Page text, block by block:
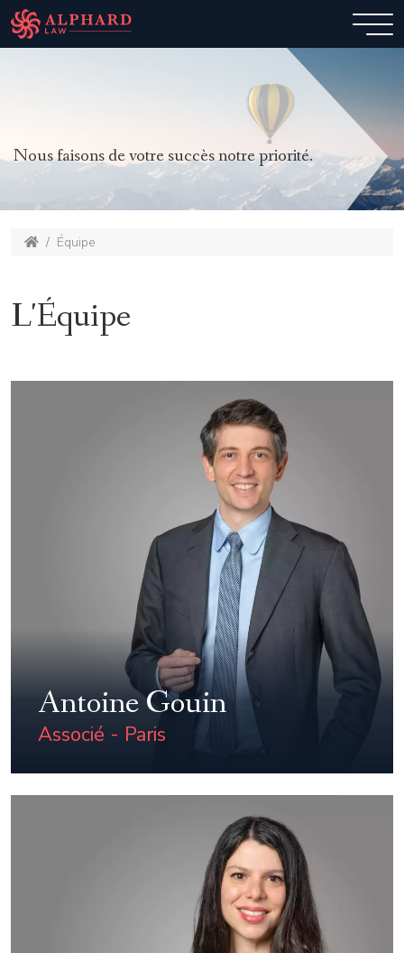
Nous faisons de votre succès notre priorité.
Équipe
L'Équipe
Antoine Gouin
Associé - Paris